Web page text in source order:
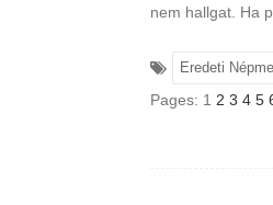
nem hallgat. Ha
Eredeti
Pages: 1 2 3 4 5